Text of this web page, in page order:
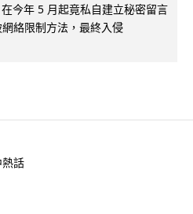
今年 5 月起竟私自建立秘密留言
絡限制方法，最終入侵
話